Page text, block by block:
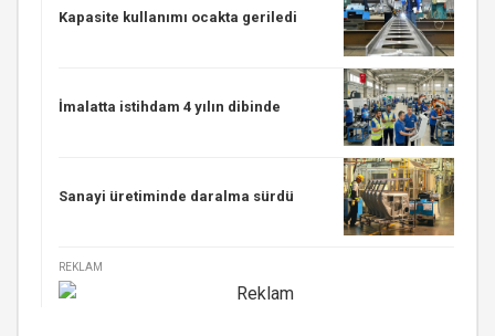
Kapasite kullanımı ocakta geriledi
İmalatta istihdam 4 yılın dibinde
Sanayi üretiminde daralma sürdü
REKLAM